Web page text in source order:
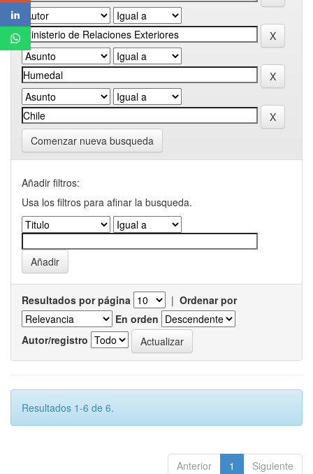
Comenzar nueva busqueda
Añadir filtros:
Usa los filtros para afinar la busqueda.
Resultados por página | Ordenar por
En orden
Autor/registro
Resultados 1-6 de 6.
Anterior 1 Siguiente